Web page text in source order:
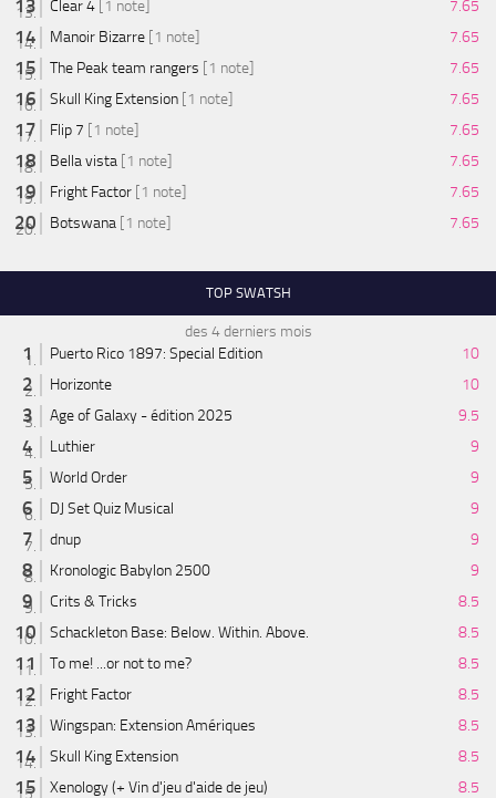
Clear 4 [1 note]
7.65
Manoir Bizarre [1 note]
7.65
The Peak team rangers [1 note]
7.65
Skull King Extension [1 note]
7.65
Flip 7 [1 note]
7.65
Bella vista [1 note]
7.65
Fright Factor [1 note]
7.65
Botswana [1 note] 7.65
TOP SWATSH
des 4 derniers mois
Puerto Rico 1897: Special Edition
10
Horizonte
10
Age of Galaxy - édition 2025
9.5
Luthier
9
World Order
9
DJ Set Quiz Musical
9
dnup
9
Kronologic Babylon 2500
9
Crits & Tricks
8.5
Schackleton Base: Below. Within. Above.
8.5
To me! ...or not to me?
8.5
Fright Factor
8.5
Wingspan: Extension Amériques
8.5
Skull King Extension
8.5
Xenology (+ Vin d'jeu d'aide de jeu)
8.5